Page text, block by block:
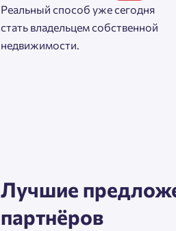
Реальный способ уже сегодня
стать владельцем собственной
недвижимости.
Лучшие
партнёров